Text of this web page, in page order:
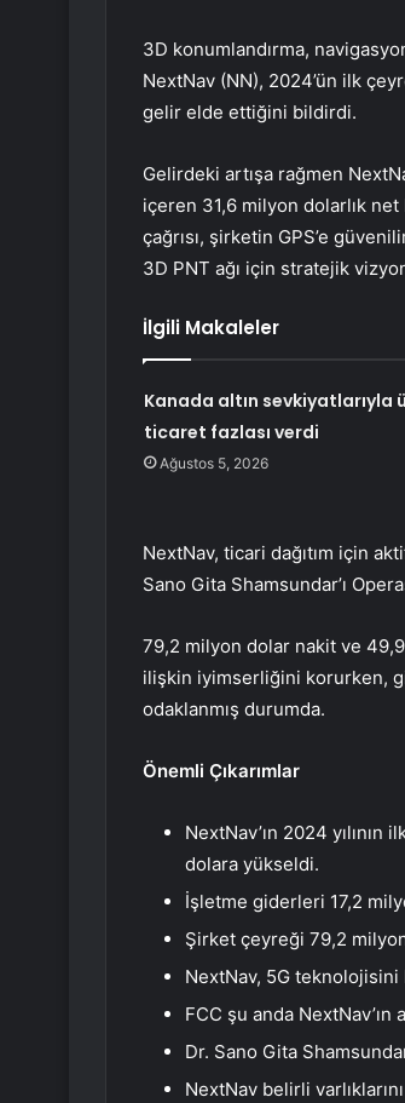
3D konumlandırma,
NextNav (NN), 2024’ün ilk
gelir elde ettiğini bildirdi.
Gelirdeki artışa rağmen
içeren 31,6 milyon dolarlık net
çağrısı, şirketin GPS’e
3D PNT ağı için stratejik
İlgili Makaleler
Kanada altın sevkiyatlarıyla
ticaret fazlası verdi
Ağustos 5, 2026
NextNav, ticari dağıtım için
Sano Gita Shamsundar’ı
79,2 milyon dolar nakit ve
ilişkin iyimserliğini korurken,
odaklanmış durumda.
Önemli Çıkarımlar
NextNav’ın 2024
dolara yükseldi.
İşletme giderleri 17,2
Şirket çeyreği 79,2
NextNav, 5G teknolojisini
FCC şu anda
Dr. Sano Gita
NextNav belirli